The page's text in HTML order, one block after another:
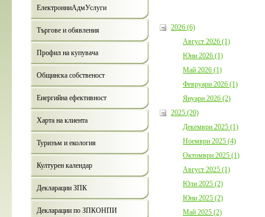
ЕлектронниАдмУслуги
Търгове и обявления
Профил на купувача
Общинска собственост
Енергийна ефективност
Харта на клиента
Туризъм и екология
Културен календар
Декларации ЗПК
Декларации по ЗПКОНПИ
2026 (6)
Август 2026 (1)
Юни 2026 (1)
Май 2026 (1)
Февруари 2026 (1)
Януари 2026 (2)
2025 (20)
Декември 2025 (1)
Ноември 2025 (4)
Октомври 2025 (1)
Август 2025 (1)
Юли 2025 (2)
Юни 2025 (2)
Май 2025 (2)